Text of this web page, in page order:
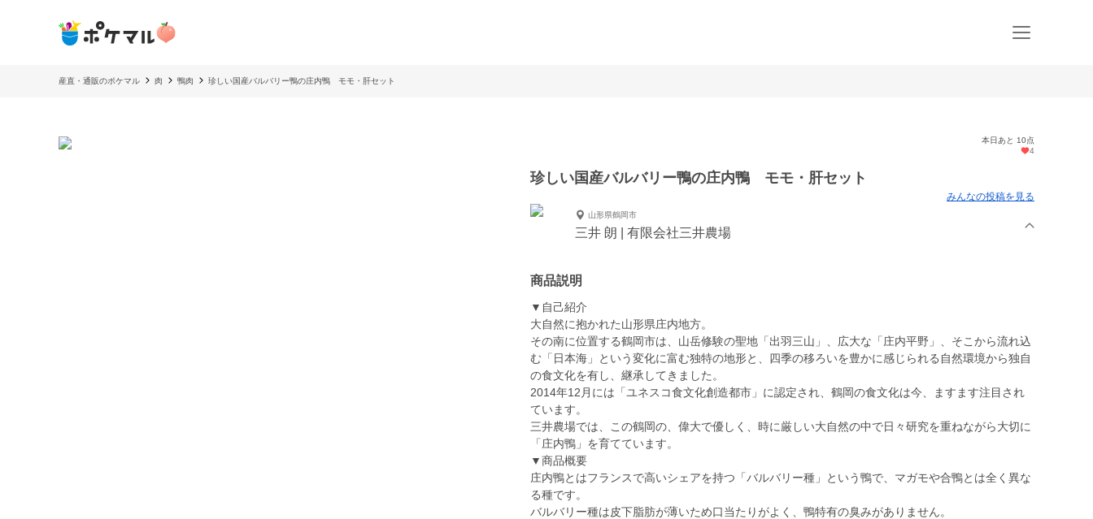
産直・通販のポケマル 肉 鴨肉 珍しい国産バルバリー鴨の庄内鴨 モモ・肝セット
本日あと 10点
4
珍しい国産バルバリー鴨の庄内鴨 モモ・肝セット
みんなの投稿を見る
山形県鶴岡市
三井 朗 | 有限会社三井農場
商品説明
▼自己紹介
大自然に抱かれた山形県庄内地方。
その南に位置する鶴岡市は、山岳修験の聖地「出羽三山」、広大な「庄内平野」、そこから流れ込
む「日本海」という変化に富む独特の地形と、四季の移ろいを豊かに感じられる自然環境から独自
の食文化を有し、継承してきました。
2014年12月には「ユネスコ食文化創造都市」に認定され、鶴岡の食文化は今、ますます注目され
ています。
三井農場では、この鶴岡の、偉大で優しく、時に厳しい大自然の中で日々研究を重ねながら大切に
「庄内鴨」を育てています。
▼商品概要
庄内鴨とはフランスで高いシェアを持つ「バルバリー種」という鴨で、マガモや合鴨とは全く異な
る種です。
バルバリー種は皮下脂肪が薄いため口当たりがよく、鴨特有の臭みがありません。